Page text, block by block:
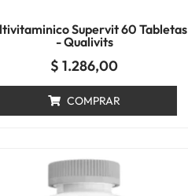
Supervit 60 Tabletas
- Qualivits
$ 1.286,00
COMPRAR